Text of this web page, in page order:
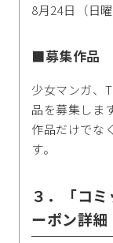
8月24日（日
■募集作品
少女マンガ、
品を募集しま
作品だけでな
す。
３．「コ
ーポン詳細